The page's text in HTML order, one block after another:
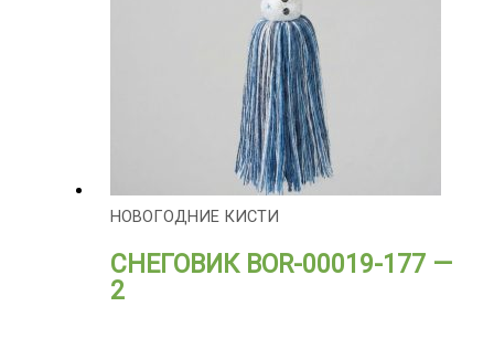
НОВОГОДНИЕ КИСТИ
СНЕГОВИК BOR-00019-177 —
2